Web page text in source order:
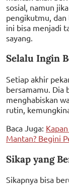
sosial, namun
pengikutmu, dan
ini bisa menjadi
sayang.
Selalu Ingin
Setiap akhir
bersamamu. Dia
menghabiskan
rutin,
Baca Juga:
Mantan? Begini
Sikap yang
Sikapnya bisa